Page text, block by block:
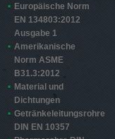
Europäische Norm
EN 13480­3:2012
Ausgabe 1
Amerikanische
Norm ASME
B31.3:2012
Material und
Dichtungen
Getränkeleitungsrohre
DIN EN 10357